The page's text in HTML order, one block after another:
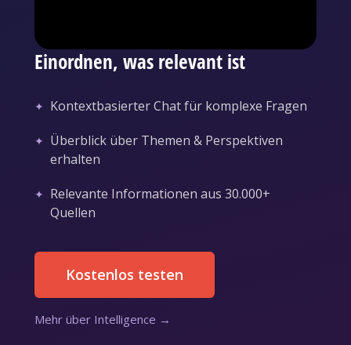
Einordnen, was relevant ist
Kontextbasierter Chat für komplexe Fragen
Überblick über Themen & Perspektiven
erhalten
Relevante Informationen aus 30.000+
Quellen
Kostenlos testen
Mehr über Intelligence →